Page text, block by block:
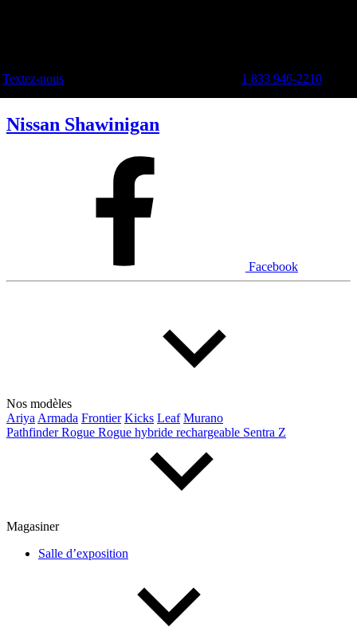
Textez-nous 1 833 946-2210
Nissan Shawinigan
Facebook
Nos modèles
Ariya Armada Frontier Kicks Leaf Murano
PathfinderRogue Rogue hybride rechargeable Sentra Z
Magasiner
Salle d’exposition